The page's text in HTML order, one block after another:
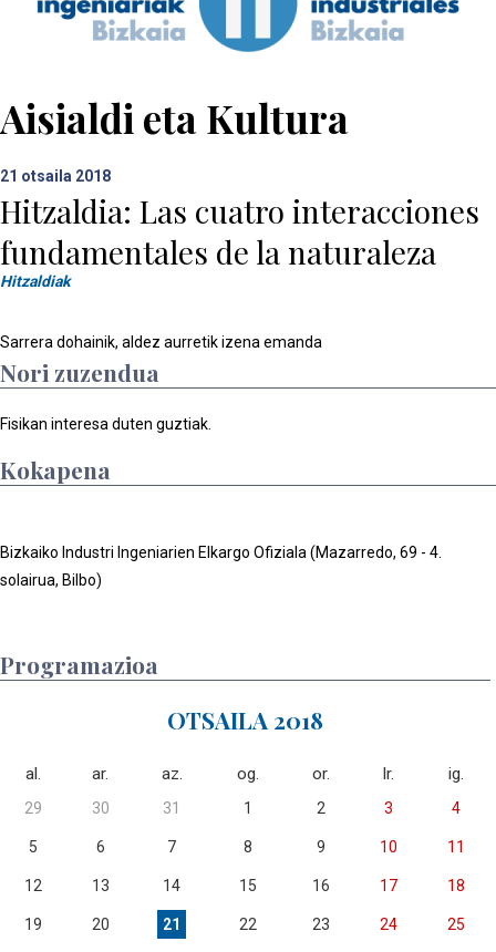
Aisialdi eta Kultura
21 otsaila 2018
Hitzaldia: Las cuatro interacciones
fundamentales de la naturaleza
Hitzaldiak
Sarrera dohainik, aldez aurretik izena emanda
Nori zuzendua
Fisikan interesa duten guztiak.
Kokapena
Bizkaiko Industri Ingeniarien Elkargo Ofiziala (Mazarredo, 69 - 4.
solairua, Bilbo)
Programazioa
OTSAILA 2018
al. ar. az. og. or. lr. ig.
29 30 31 1 2 3 4
5 6 7 8 9 10 11
12 13 14 15 16 17 18
19 20 21 22 23 24 25